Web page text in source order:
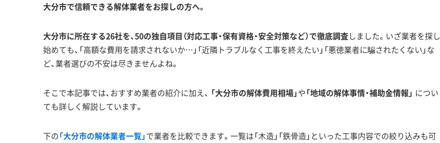
大分市で信頼できる解体業者をお探しの方へ。
大分市に所在する26社を、50の独自項目（対応工事・保有資格・安全対策など）で徹底調査しました。いざ業者を探し
始めても、「高額な費用を請求されないか…」「近隣トラブルなく工事を終えたい」「悪徳業者に騙されたくない」な
ど、業者選びの不安は尽きませんよね。
そこで本記事では、おすすめ業者の紹介に加え、 「大分市の解体費用相場」や「地域の解体事情・補助金情報」 につい
ても詳しく解説しています。
下の「大分市の解体業者一覧」で業者を比較できます。一覧は「木造」「鉄骨造」といった工事内容での絞り込みも可